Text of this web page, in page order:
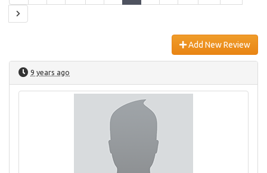
Add New Review
9 years ago